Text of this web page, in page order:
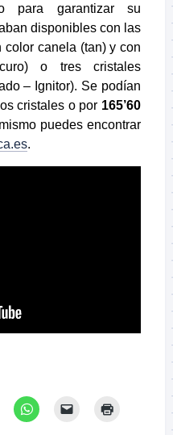
para garantizar su
disponibles con las
canela (tan) y con
o tres cristales
– Ignitor). Se podían
cristales o por 165’60
puedes encontrar
.